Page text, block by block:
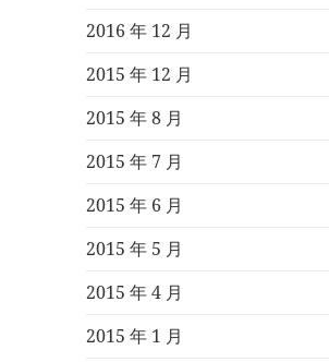
2016 年 12 月
2015 年 12 月
2015 年 8 月
2015 年 7 月
2015 年 6 月
2015 年 5 月
2015 年 4 月
2015 年 1 月